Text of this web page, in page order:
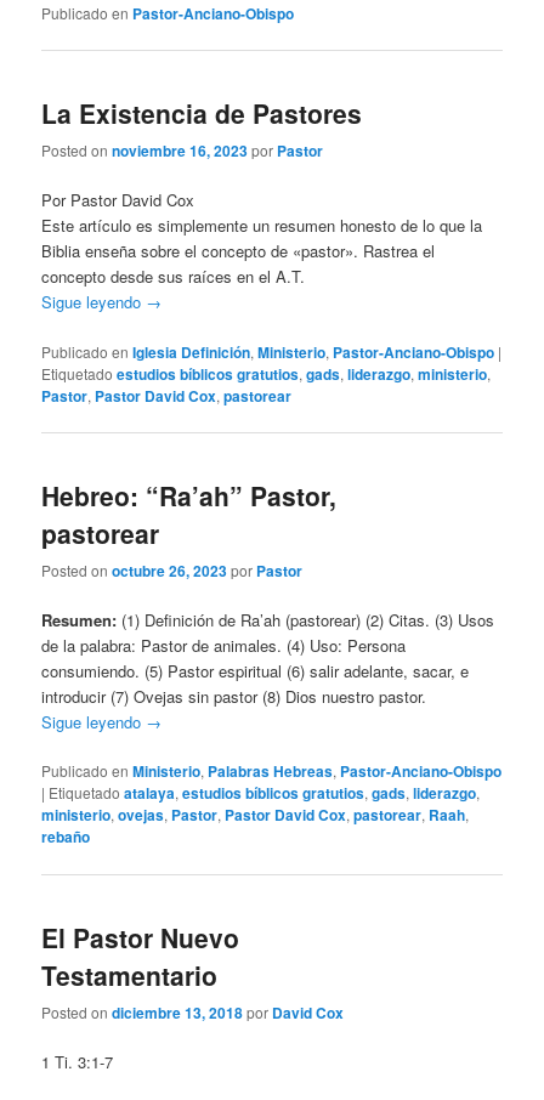
Publicado en Pastor-Anciano-Obispo
La Existencia de Pastores
Posted onnoviembre 16, 2023por Pastor
Por Pastor David Cox
Este artículo es simplemente un resumen honesto de lo que la
Biblia enseña sobre el concepto de «pastor». Rastrea el
concepto desde sus raíces en el A.T.
Sigue leyendo →
Publicado en Iglesia Definición,Ministerio, Pastor-Anciano-Obispo |
Etiquetado estudios bíblicos gratutios,gads,liderazgo,ministerio,
Pastor, Pastor David Cox,pastorear
Hebreo: “Ra’ah” Pastor,
pastorear
Posted onoctubre 26, 2023por Pastor
Resumen: (1) Definición de Ra’ah (pastorear) (2) Citas. (3) Usos
de la palabra: Pastor de animales. (4) Uso: Persona
consumiendo. (5) Pastor espiritual (6) salir adelante, sacar, e
introducir (7) Ovejas sin pastor (8) Dios nuestro pastor.
Sigue leyendo →
Publicado en Ministerio, Palabras Hebreas, Pastor-Anciano-Obispo
| Etiquetado atalaya,estudios bíblicos gratutios,gads,liderazgo,
ministerio,ovejas, Pastor, Pastor David Cox,pastorear, Raah,
rebaño
El Pastor Nuevo
Testamentario
Posted ondiciembre 13, 2018por David Cox
1 Ti. 3:1-7